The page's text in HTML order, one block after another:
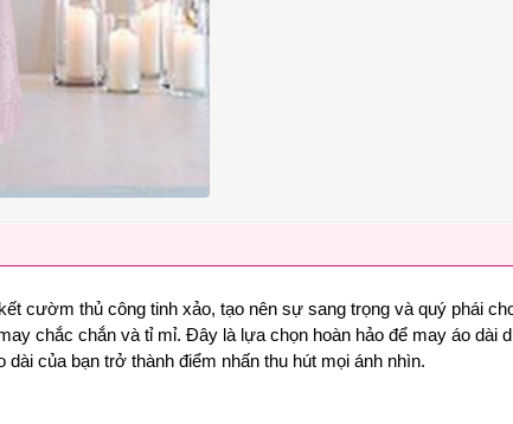
cườm thủ công tinh xảo, tạo nên sự sang trọng và quý phái
chắc chắn và tỉ mỉ. Đây là lựa chọn hoàn hảo để may áo
của bạn trở thành điểm nhấn thu hút mọi ánh nhìn.